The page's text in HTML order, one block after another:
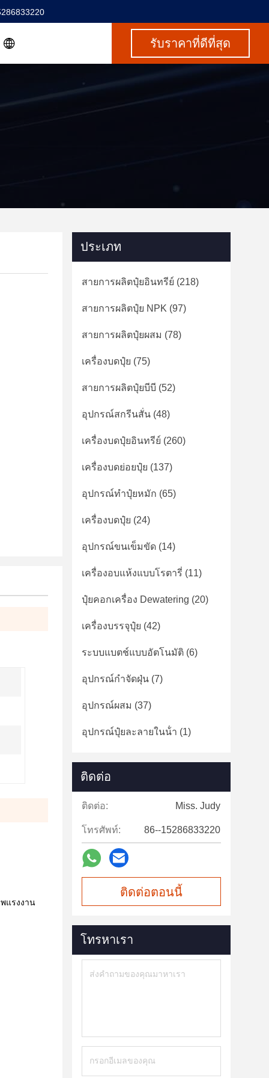
รับราคาที่ดีที่สุด
แรงงาน
ประเภท
สายการผลิตปุ๋ยอินทรีย์ (218)
สายการผลิตปุ๋ย NPK (97)
สายการผลิตปุ๋ยผสม (78)
เครื่องบดปุ๋ย (75)
สายการผลิตปุ๋ยบีบี (52)
อุปกรณ์สกรีนสั่น (48)
เครื่องบดปุ๋ยอินทรีย์ (260)
เครื่องบดย่อยปุ๋ย (137)
อุปกรณ์ทำปุ๋ยหมัก (65)
เครื่องบดปุ๋ย (24)
อุปกรณ์ขนเข็มขัด (14)
เครื่องอบแห้งแบบโรตารี่ (11)
ปุ๋ยคอกเครื่อง Dewatering (20)
เครื่องบรรจุปุ๋ย (42)
ระบบแบตช์แบบอัตโนมัติ (6)
อุปกรณ์กำจัดฝุ่น (7)
อุปกรณ์ผสม (37)
อุปกรณ์ปุ๋ยละลายในน้ํา (1)
ติดต่อ
ติดต่อ: Miss. Judy
โทรศัพท์: 86--15286833220
ติดต่อตอนนี้
โทรหาเรา